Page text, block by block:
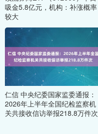
吸金5.8亿元，机构：补涨概率
较大
仁信 中央纪委国家监委通报：
2026年上半年全国纪检监察机
关共接收信访举报218.8万件次